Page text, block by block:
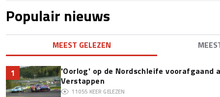
Populair nieuws
MEEST GELEZEN
1
'Oorlog' op de Nordschleife voorafgaand
Verstappen
11055 KEER GELEZEN